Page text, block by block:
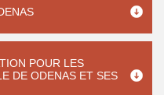
POUR LES
DE ODENAS ET SES